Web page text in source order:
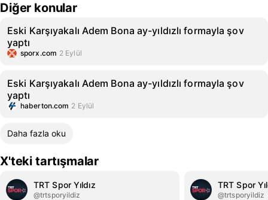
Diğer konular
Eski Karşıyakalı Adem Bona ay-yıldızlı formayla şov
yaptı
sporx.com 2 Eylül
Eski Karşıyakalı Adem Bona ay-yıldızlı formayla şov
yaptı
haberton.com 2 Eylül
Daha fazla oku
X'teki tartışmalar
TRT Spor Yıldız
@trtsporyildiz
TRT Spor
@trtsporyildiz